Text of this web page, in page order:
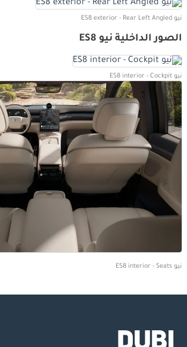
نيو ES8 exterior - Rear Left Angled
الصور الداخلية نيو ES8
نيو ES8 interior - Cockpit
نيو ES8 interior - Seats